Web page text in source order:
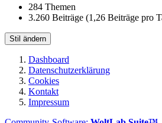
284 Themen
3.260 Beiträge (1,26 Beiträge pro
Stil ändern
Dashboard
Datenschutzerklärung
Cookies
Kontakt
Impressum